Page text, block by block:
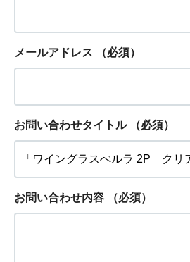
メールアドレス （必須）
お問い合わせタイトル （必須）
お問い合わせ内容 （必須）